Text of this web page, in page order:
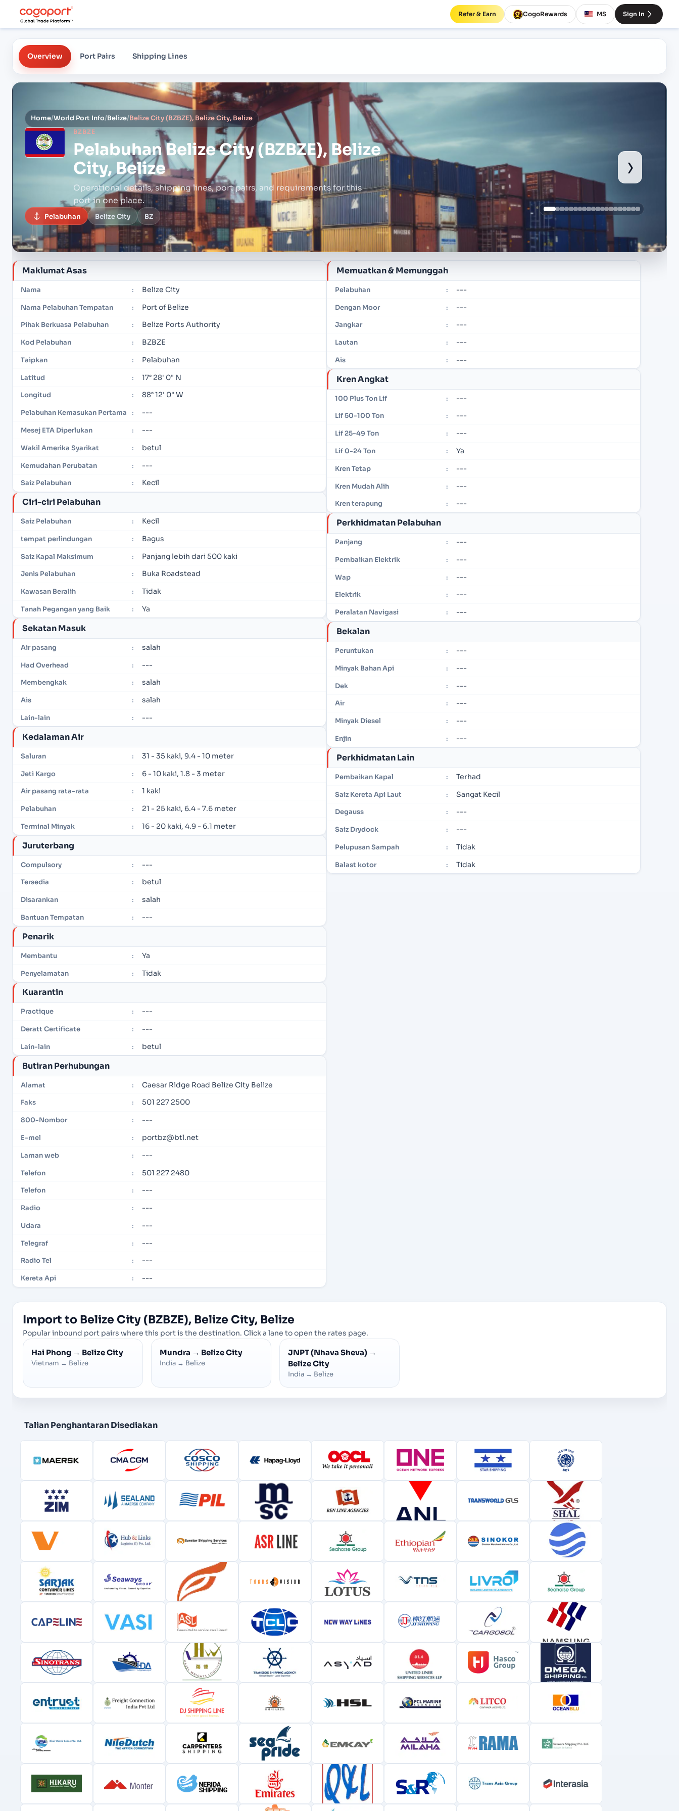
Refer & Earn CogoRewards MS Sign In
Overview Port Pairs Shipping Lines
Home/World Port Info/Belize/Belize City (BZBZE), Belize City, Belize
BZBZE
PelabuhanBelize City (BZBZE), Belize
City, Belize
Operational details, shipping lines, port pairs, and requirements for this
port in one place.
Pelabuhan Belize City BZ
›
Maklumat Asas
Nama : Belize City
Nama Pelabuhan Tempatan : Port of Belize
Pihak Berkuasa Pelabuhan : Belize Ports Authority
Kod Pelabuhan : BZBZE
Taipkan : Pelabuhan
Latitud : 17° 28' 0" N
Longitud : 88° 12' 0" W
Pelabuhan Kemasukan Pertama : ---
Mesej ETA Diperlukan : ---
Wakil Amerika Syarikat : betul
Kemudahan Perubatan : ---
Saiz Pelabuhan : Kecil
Ciri-ciri Pelabuhan
Saiz Pelabuhan : Kecil
tempat perlindungan : Bagus
Saiz Kapal Maksimum : Panjang lebih dari 500 kaki
Jenis Pelabuhan : Buka Roadstead
Kawasan Beralih : Tidak
Tanah Pegangan yang Baik : Ya
Sekatan Masuk
Air pasang : salah
Had Overhead : ---
Membengkak : salah
Ais : salah
Lain-lain : ---
Kedalaman Air
Saluran : 31 - 35 kaki, 9.4 - 10 meter
Jeti Kargo : 6 - 10 kaki, 1.8 - 3 meter
Air pasang rata-rata : 1 kaki
Pelabuhan : 21 - 25 kaki, 6.4 - 7.6 meter
Terminal Minyak : 16 - 20 kaki, 4.9 - 6.1 meter
Juruterbang
Compulsory : ---
Tersedia : betul
Disarankan : salah
Bantuan Tempatan : ---
Penarik
Membantu : Ya
Penyelamatan : Tidak
Kuarantin
Practique : ---
Deratt Certificate : ---
Lain-lain : betul
Butiran Perhubungan
Alamat : Caesar Ridge Road Belize City Belize
Faks : 501 227 2500
800-Nombor : ---
E-mel : portbz@btl.net
Laman web : ---
Telefon : 501 227 2480
Telefon : ---
Radio : ---
Udara : ---
Telegraf : ---
Radio Tel : ---
Kereta Api : ---
Memuatkan & Memunggah
Pelabuhan : ---
Dengan Moor : ---
Jangkar : ---
Lautan : ---
Ais : ---
Kren Angkat
100 Plus Ton Lif : ---
Lif 50-100 Ton : ---
Lif 25-49 Ton : ---
Lif 0-24 Ton : Ya
Kren Tetap : ---
Kren Mudah Alih : ---
Kren terapung : ---
Perkhidmatan Pelabuhan
Panjang : ---
Pembaikan Elektrik : ---
Wap : ---
Elektrik : ---
Peralatan Navigasi : ---
Bekalan
Peruntukan : ---
Minyak Bahan Api : ---
Dek : ---
Air : ---
Minyak Diesel : ---
Enjin : ---
Perkhidmatan Lain
Pembaikan Kapal : Terhad
Saiz Kereta Api Laut : Sangat Kecil
Degauss : ---
Saiz Drydock : ---
Pelupusan Sampah : Tidak
Balast kotor : Tidak
Import to Belize City (BZBZE), Belize City, Belize
Popular inbound port pairs where this port is the destination. Click a lane to open the rates page.
Hai Phong → Belize City
Vietnam → Belize
Mundra → Belize City
India → Belize
JNPT (Nhava Sheva) →
Belize City
India → Belize
Talian Penghantaran Disediakan